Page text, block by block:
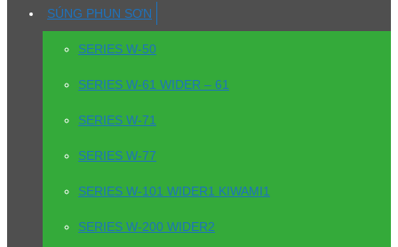
SÚNG PHUN SƠN
SERIES W-50
SERIES W-61 WIDER – 61
SERIES W-71
SERIES W-77
SERIES W-101 WIDER1 KIWAMI1
SERIES W-200 WIDER2